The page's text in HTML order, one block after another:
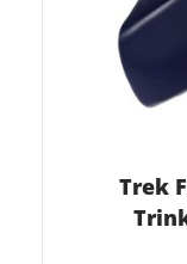
Trek